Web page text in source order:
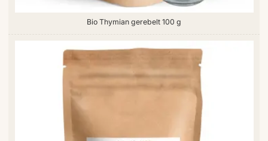
Bio Thymian gerebelt 100 g